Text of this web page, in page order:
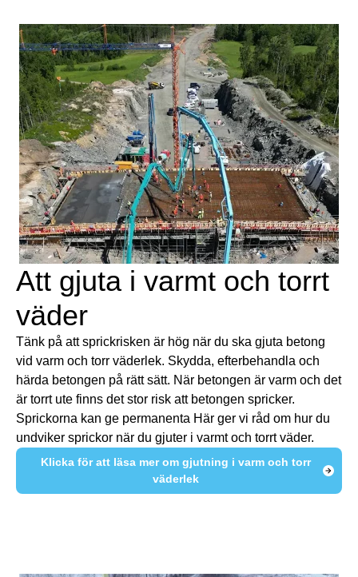
Att gjuta i varmt och torrt
väder
Tänk på att sprickrisken är hög när du ska gjuta betong
vid varm och torr väderlek. Skydda, efterbehandla och
härda betongen på rätt sätt. När betongen är varm och det
är torrt ute finns det stor risk att betongen spricker.
Sprickorna kan ge permanenta Här ger vi råd om hur du
undviker sprickor när du gjuter i varmt och torrt väder.
Klicka för att läsa mer om gjutning i varm och torr
väderlek